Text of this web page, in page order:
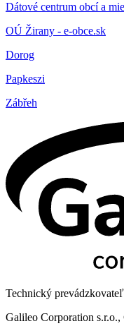
Dátové centrum obcí a
OÚ Žirany - e-obce.sk
Dorog
Papkeszi
Zábřeh
Technický
Galileo Corporation